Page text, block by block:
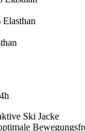
Ski Jacke